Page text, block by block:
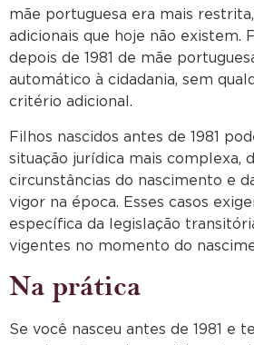
mãe portuguesa era mais
adicionais que hoje não existem.
depois de 1981 de mãe
automático à cidadania, sem
critério adicional.
Filhos nascidos antes de 1981
situação jurídica mais complexa,
circunstâncias do nascimento e
vigor na época. Esses casos
específica da legislação
vigentes no momento do
Na prática
Se você nasceu antes de 1981 e